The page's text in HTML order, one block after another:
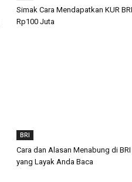
Simak Cara Mendapatkan KUR BRI
Rp100 Juta
BRI
Cara dan Alasan Menabung di BRI
yang Layak Anda Baca